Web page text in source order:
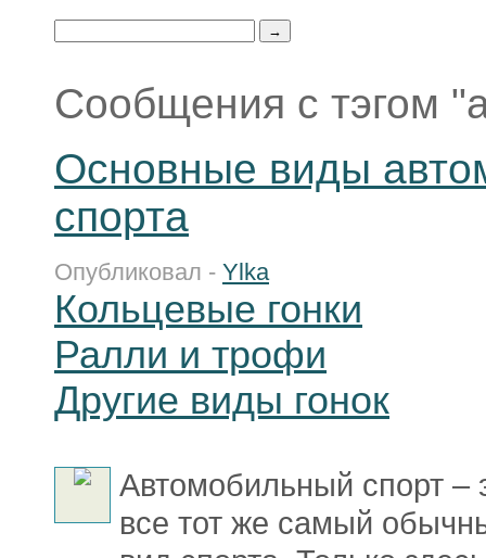
Сообщения с тэгом
Основные виды
спорта
Опубликовал - Ylka
Кольцевые гонки
Ралли и трофи
Другие виды гонок
Автомобильный спорт –
все тот же самый